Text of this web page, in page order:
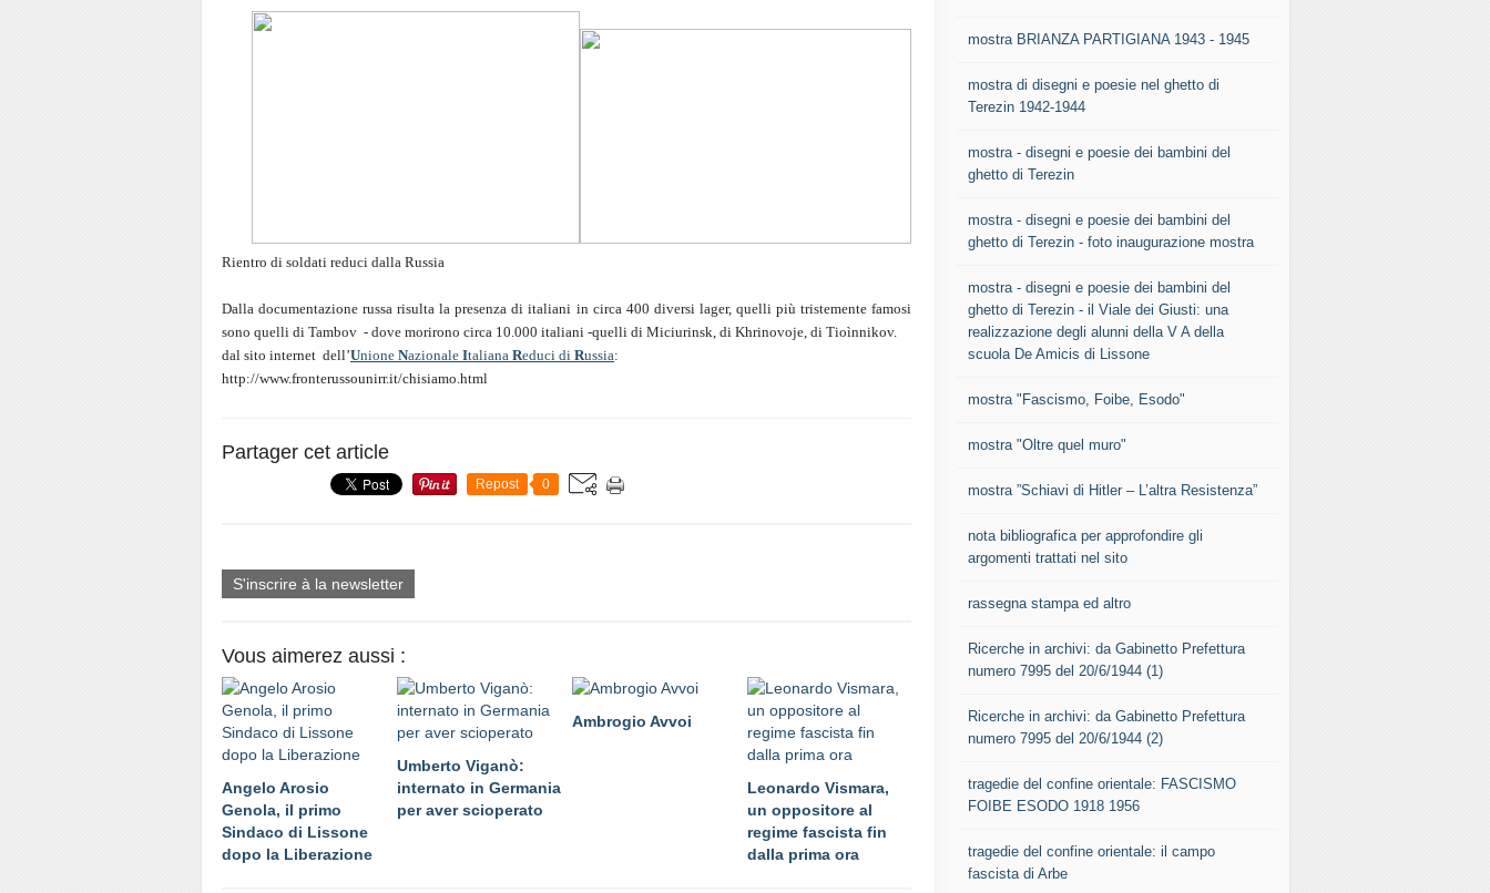
Rientro di soldati reduci dalla Russia
Dalla documentazione russa risulta la presenza di italiani in circa 400 diversi lager, quelli più tristemente famosi
sono quelli di Tambov - dove morirono circa 10.000 italiani -quelli di Miciurinsk, di Khrinovoje, di Tioìnnikov.
dal sito internet dell’Unione Nazionale Italiana Reduci di Russia:
http://www.fronterussounirr.it/chisiamo.html
Partager cet article
Repost 0
S'inscrire à la newsletter
Vous aimerez aussi :
Angelo Arosio
Genola, il primo
Sindaco di Lissone
dopo la Liberazione
Umberto Viganò:
internato in Germania
per aver scioperato
Ambrogio Avvoi
Leonardo Vismara,
un oppositore al
regime fascista fin
dalla prima ora
mostra BRIANZA PARTIGIANA 1943 - 1945
mostra di disegni e poesie nel ghetto di
Terezin 1942-1944
mostra - disegni e poesie dei bambini del
ghetto di Terezin
mostra - disegni e poesie dei bambini del
ghetto di Terezin - foto inaugurazione mostra
mostra - disegni e poesie dei bambini del
ghetto di Terezin - il Viale dei Giusti: una
realizzazione degli alunni della V A della
scuola De Amicis di Lissone
mostra "Fascismo, Foibe, Esodo"
mostra "Oltre quel muro"
mostra ”Schiavi di Hitler – L’altra Resistenza”
nota bibliografica per approfondire gli
argomenti trattati nel sito
rassegna stampa ed altro
Ricerche in archivi: da Gabinetto Prefettura
numero 7995 del 20/6/1944 (1)
Ricerche in archivi: da Gabinetto Prefettura
numero 7995 del 20/6/1944 (2)
tragedie del confine orientale: FASCISMO
FOIBE ESODO 1918 1956
tragedie del confine orientale: il campo
fascista di Arbe